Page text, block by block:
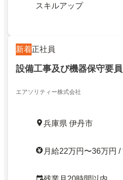
スキルアップ
新着正社員
設備工事及び機器保守要員
エアソリティー株式会社
兵庫県 伊丹市
月給22万円〜36万円 /